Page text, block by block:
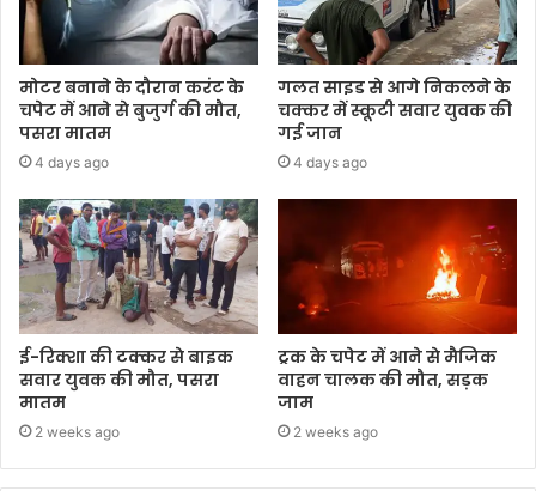
मोटर बनाने के दौरान करंट के
चपेट में आने से बुजुर्ग की मौत,
पसरा मातम
4 days ago
गलत साइड से आगे निकलने के
चक्कर में स्कूटी सवार युवक की
गई जान
4 days ago
ई-रिक्शा की टक्कर से बाइक
सवार युवक की मौत, पसरा
मातम
2 weeks ago
ट्रक के चपेट में आने से मैजिक
वाहन चालक की मौत, सड़क
जाम
2 weeks ago